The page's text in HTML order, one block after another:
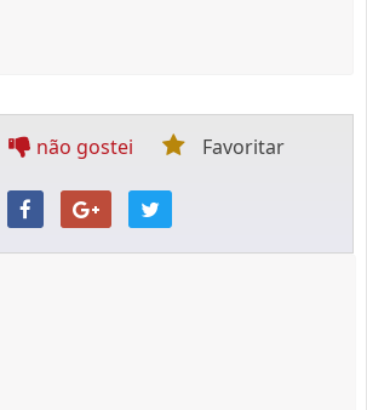
não gostei Favoritar